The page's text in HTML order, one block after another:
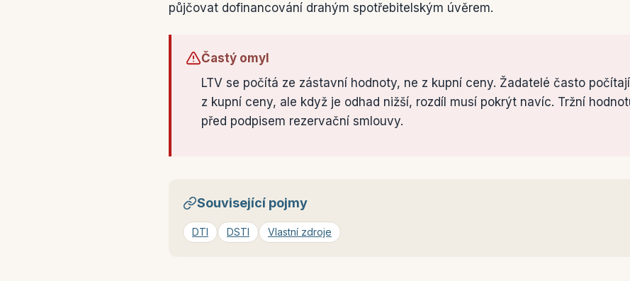
půjčovat dofinancování drahým spotřebitelským úvěrem.
Častý omyl
LTV se počítá ze zástavní hodnoty, ne z kupní ceny. Žadatelé často
z kupní ceny, ale když je odhad nižší, rozdíl musí pokrýt navíc. Tržní
před podpisem rezervační smlouvy.
Související pojmy
DTI DSTI Vlastní zdroje